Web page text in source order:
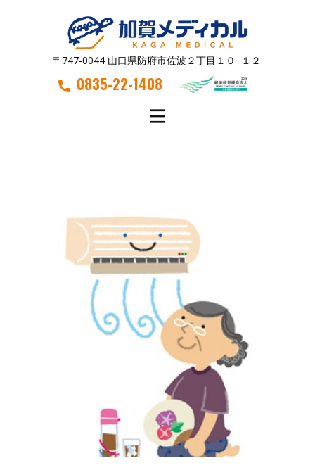
〒747-0044 山口県防府市佐波２丁目１０−１２
0835-22-1408